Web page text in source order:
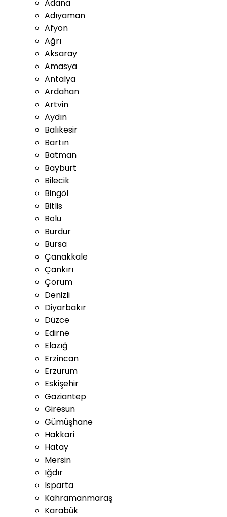
Adana
Adıyaman
Afyon
Ağrı
Aksaray
Amasya
Antalya
Ardahan
Artvin
Aydın
Balıkesir
Bartın
Batman
Bayburt
Bilecik
Bingöl
Bitlis
Bolu
Burdur
Bursa
Çanakkale
Çankırı
Çorum
Denizli
Diyarbakır
Düzce
Edirne
Elazığ
Erzincan
Erzurum
Eskişehir
Gaziantep
Giresun
Gümüşhane
Hakkari
Hatay
Mersin
Iğdır
Isparta
Kahramanmaraş
Karabük